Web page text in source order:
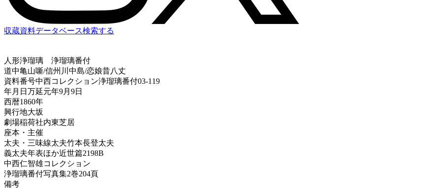
収蔵資料データベース検索する
人形浄瑠璃 浄瑠璃番付
道中亀山噺/信州川中島/恋娘昔八丈
資料番号中西コレクション浄瑠璃番付03-119
年月日 万延元年9月9日
西暦1860年
興行地大坂
劇場稲荷社内東芝居
座本・主催
太夫・三味線太夫竹本長登太夫
義太夫年表ほか近世篇2198B
中西仁智雄コレクション
浄瑠璃番付写真集2巻204頁
備考